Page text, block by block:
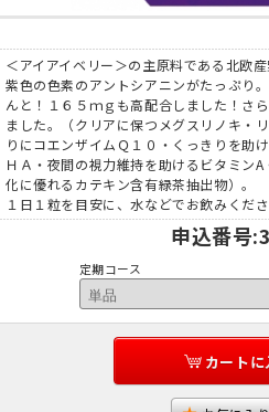
＜アイアイベリー＞の主原料である北欧
紫色の色素のアントシアニンがたっぷり
んと！１６５ｍｇも高配合しました！さ
ました。（クリアに保つメグスリノキ・
りにコエンザイムＱ１０・くっきりを助
ＨＡ・夜間の視力維持を助けるビタミン
化に優れるカテキン含有緑茶抽出物）。
１日１粒を目安に、水などでお飲みくださ
申込番号
定期コース
カートに